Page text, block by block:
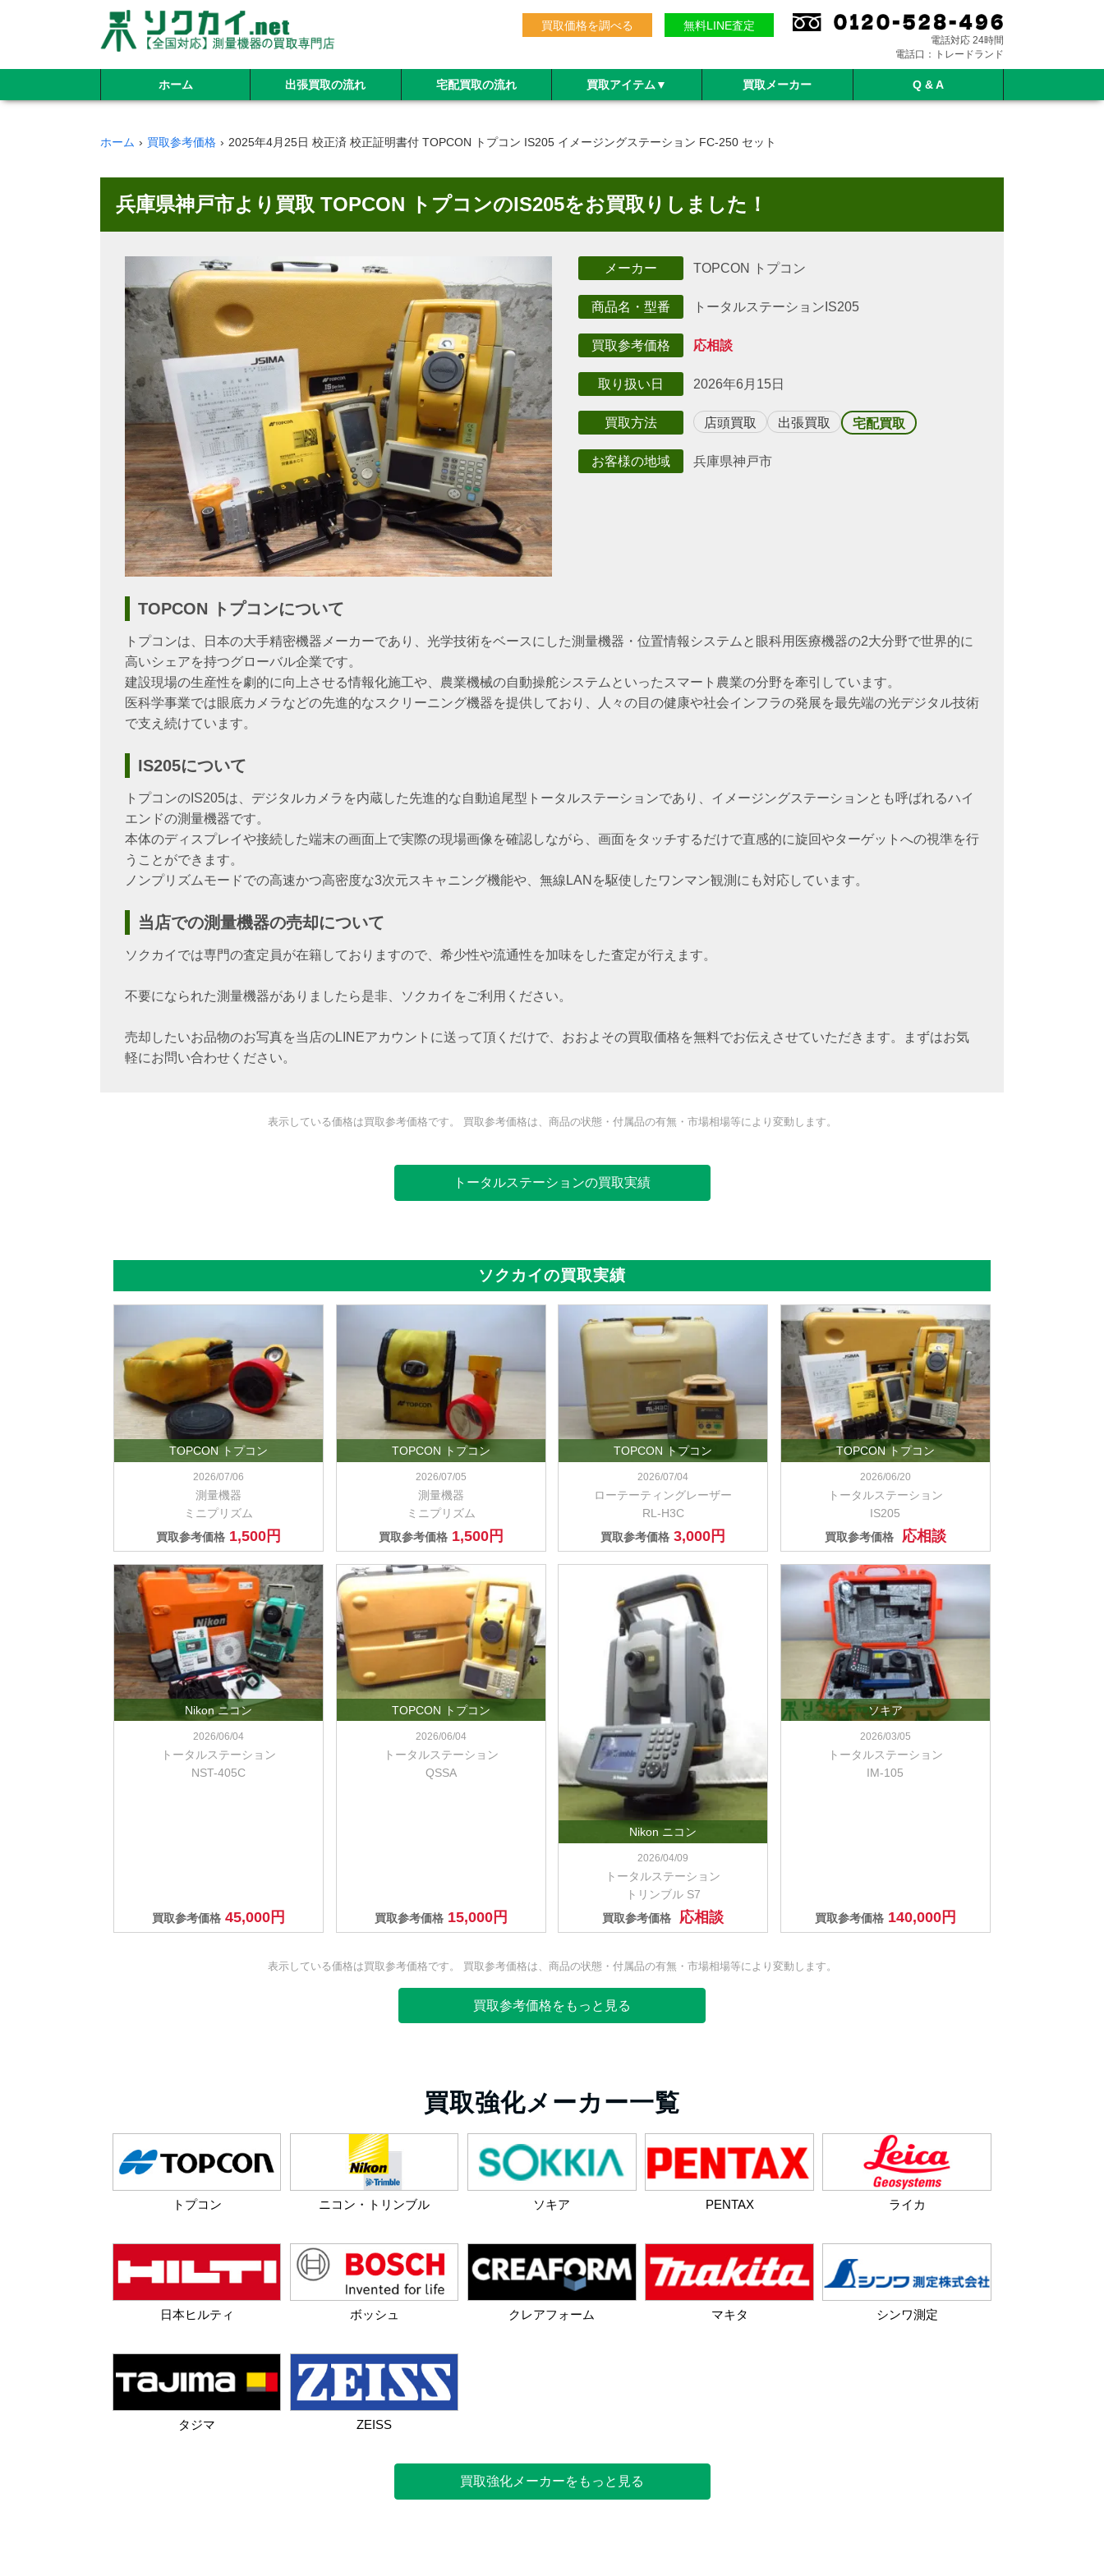
買取価格を調べる 無料LINE査定
電話対応 24時間
電話口：トレードランド
ホーム 出張買取の流れ 宅配買取の流れ 買取アイテム ▼ 買取メーカー Q & A
ホーム 買取参考価格 2025年4月25日 校正済 校正証明書付 TOPCON トプコン IS205 イメージングステーション FC-250 セット
兵庫県神戸市より買取 TOPCON トプコンのIS205をお買取りしました！
メーカー TOPCON トプコン
商品名・型番 トータルステーション IS205
買取参考価格 応相談
取り扱い日 2026年6月15日
買取方法 店頭買取 出張買取 宅配買取
お客様の地域 兵庫県神戸市
TOPCON トプコンについて
トプコンは、日本の大手精密機器メーカーであり、光学技術をベースにした測量機器・位置情報システムと眼科用医療機器の2大分野で世界的に
高いシェアを持つグローバル企業です。
建設現場の生産性を劇的に向上させる情報化施工や、農業機械の自動操舵システムといったスマート農業の分野を牽引しています。
医科学事業では眼底カメラなどの先進的なスクリーニング機器を提供しており、人々の目の健康や社会インフラの発展を最先端の光デジタル技術
で支え続けています。
IS205について
トプコンのIS205は、デジタルカメラを内蔵した先進的な自動追尾型トータルステーションであり、イメージングステーションとも呼ばれるハイ
エンドの測量機器です。
本体のディスプレイや接続した端末の画面上で実際の現場画像を確認しながら、画面をタッチするだけで直感的に旋回やターゲットへの視準を行
うことができます。
ノンプリズムモードでの高速かつ高密度な3次元スキャニング機能や、無線LANを駆使したワンマン観測にも対応しています。
当店での測量機器の売却について
ソクカイでは専門の査定員が在籍しておりますので、希少性や流通性を加味をした査定が行えます。
不要になられた測量機器がありましたら是非、ソクカイをご利用ください。
売却したいお品物のお写真を当店のLINEアカウントに送って頂くだけで、おおよその買取価格を無料でお伝えさせていただきます。まずはお気
軽にお問い合わせください。
表示している価格は買取参考価格です。 買取参考価格は、商品の状態・付属品の有無・市場相場等により変動します。
トータルステーションの買取実績
ソクカイの買取実績
TOPCON トプコン
2026/07/06
測量機器
ミニプリズム
買取参考価格 1,500円
TOPCON トプコン
2026/07/05
測量機器
ミニプリズム
買取参考価格 1,500円
TOPCON トプコン
2026/07/04
ローテーティングレーザー
RL-H3C
買取参考価格 3,000円
TOPCON トプコン
2026/06/20
トータルステーション
IS205
買取参考価格
応相談
Nikon ニコン
2026/06/04
トータルステーション
NST-405C
買取参考価格 45,000円
TOPCON トプコン
2026/06/04
トータルステーション
QSSA
買取参考価格 15,000円
Nikon ニコン
2026/04/09
トータルステーション
トリンブル S7
買取参考価格
応相談
ソキア
2026/03/05
トータルステーション
IM-105
買取参考価格 140,000円
表示している価格は買取参考価格です。 買取参考価格は、商品の状態・付属品の有無・市場相場等により変動します。
買取参考価格をもっと見る
買取強化メーカー一覧
トプコン ニコン・トリンブル ソキア PENTAX ライカ
日本ヒルティ ボッシュ クレアフォーム マキタ シンワ測定
タジマ ZEISS
買取強化メーカーをもっと見る